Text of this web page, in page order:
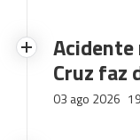
Acidente
Cruz faz
03 ago 2026